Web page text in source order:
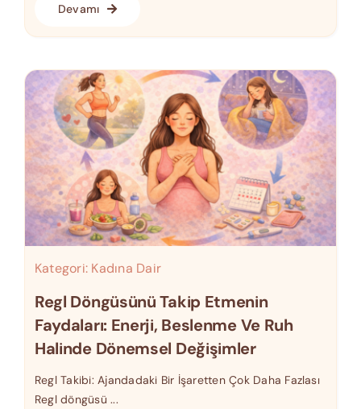
Devamı
Kategori: Kadına Dair
Regl Döngüsünü Takip Etmenin
Faydaları: Enerji, Beslenme Ve Ruh
Halinde Dönemsel Değişimler
Regl Takibi: Ajandadaki Bir İşaretten Çok Daha Fazlası
Regl döngüsü ...